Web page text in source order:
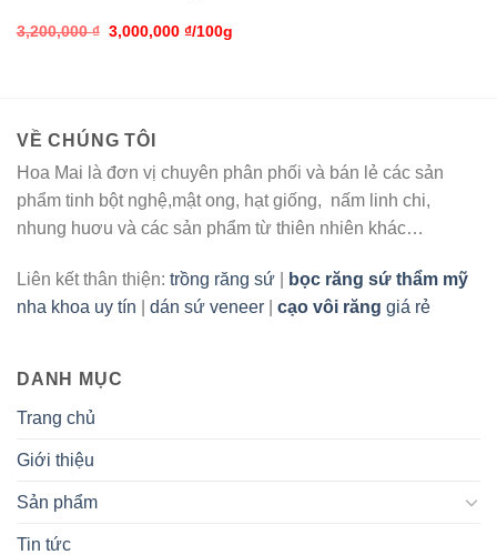
3,200,000₫ 3,000,000 ₫/100g
VỀ CHÚNG TÔI
Hoa Mai là đơn vị chuyên phân phối và bán lẻ các sản
phẩm tinh bột nghệ,mật ong, hạt giống, nấm linh chi,
nhung huơu và các sản phẩm từ thiên nhiên khác…
Liên kết thân thiện: trồng răng sứ
bọc răng sứ thẩm mỹ
nha khoa uy tín
dán sứ veneer cạo vôi răng giá rẻ
DANH MỤC
Trang chủ
Giới thiệu
Sản phẩm
Tin tức